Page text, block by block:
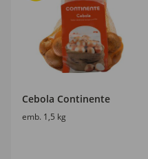
Cebola Continente
emb. 1,5 kg